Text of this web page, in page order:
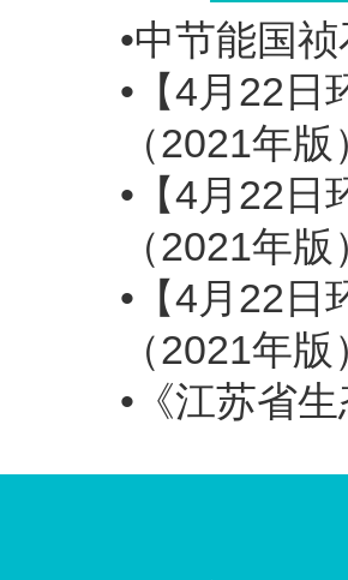
•中节能国
•【4月22日
（2021年
•【4月22日
（2021年
•【4月22日
（2021年
•《江苏省